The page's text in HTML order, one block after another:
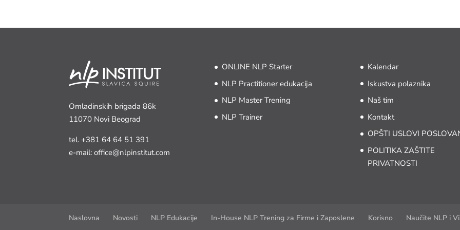
Omladinskih brigada 86k
11070 Novi Beograd
tel. +381 64 64 51 391
e-mail: office@nlpinstitut.com
ONLINE NLP Starter
NLP Practitioner edukacija
NLP Master Trening
NLP Trainer
Kalendar
Iskustva polaznika
Naš tim
Kontakt
OPŠTI USLOVI
POLITIKA ZAŠTITE
PRIVATNOSTI
Naslovna Novosti NLP Edukacije In-House NLP Trening za Firme i Zaposlene Korisno Naučite NLP i